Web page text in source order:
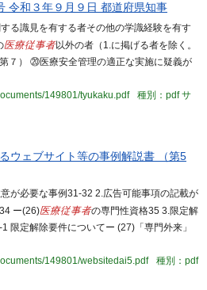
令和３年９月９日 都道府県知事
る識見を有する者その他の学識経験を有す
医療従事者以外の者（1.に掲げる者を除く。
７） ⑳医療安全管理の適正な実施に疑義が
149801/tyukaku.pdf
種別：pdfサ
ウェブサイト等の事例解説書 （第5
が必要な事例31-32 2.広告可能事項の記載が
ー(26)医療従事者の専門性資格35 3.限定解
限定解除要件についてー (27)「専門外来」
149801/websitedai5.pdf
種別：pdf